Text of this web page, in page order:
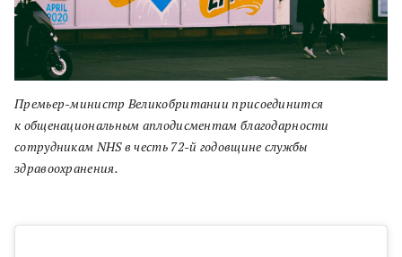
Премьер-министр Великобритании присоединится
к общенациональным аплодисментам благодарности
сотрудникам NHS в честь 72-й годовщине службы
здравоохранения.